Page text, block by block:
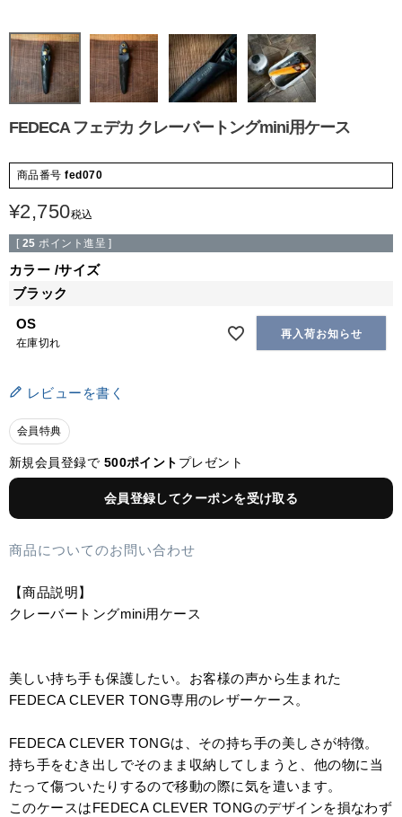
FEDECA フェデカ クレーバートングmini用ケース
商品番号 fed070
¥2,750税込
[ 25 ポイント進呈 ]
カラー サイズ
ブラック
OS
在庫切れ
再入荷お知らせ
レビューを書く
会員特典
新規会員登録で 500ポイント プレゼント
会員登録してクーポンを受け取る
商品についてのお問い合わせ
【商品説明】
クレーバートングmini用ケース
美しい持ち手も保護したい。お客様の声から生まれた
FEDECA CLEVER TONG専用のレザーケース。
FEDECA CLEVER TONGは、その持ち手の美しさが特徴。
持ち手をむき出しでそのまま収納してしまうと、他の物に当
たって傷ついたりするので移動の際に気を遣います。
このケースはFEDECA CLEVER TONGのデザインを損なわず